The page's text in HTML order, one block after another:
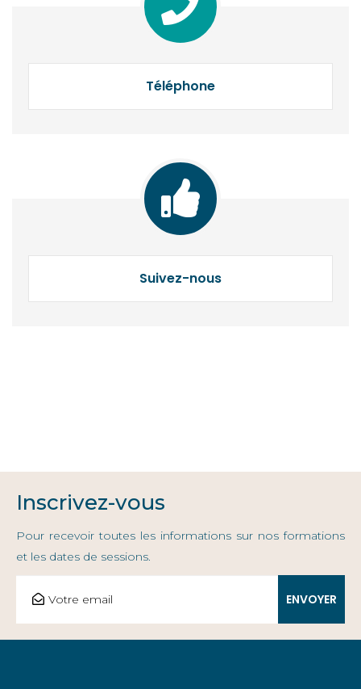
Téléphone
Suivez-nous
Inscrivez-vous
Pour recevoir toutes les informations sur nos formations
et les dates de sessions.